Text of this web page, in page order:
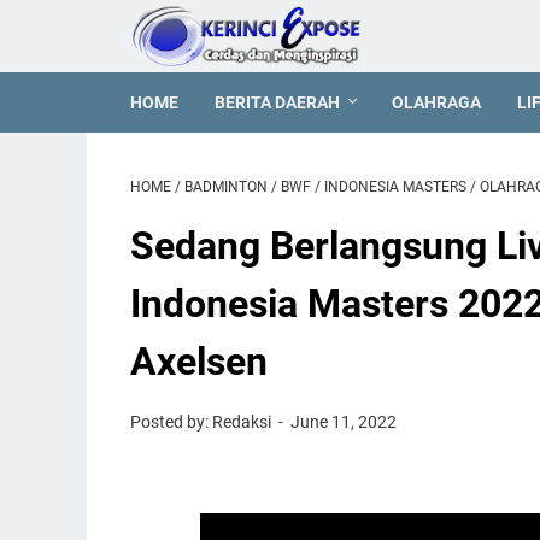
HOME BERITA DAERAH OLAHRAGA
HOME / BADMINTON / BWF / INDONESIA MASTERS /
Sedang Berlangsung
Indonesia Masters
Axelsen
Posted by: Redaksi June 11, 2022